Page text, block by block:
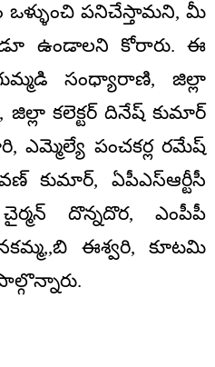
పనిచేస్తామని, మీ
ఉండాలని కోరారు. ఈ
సంధ్యారాణి, జిల్లా
జిల్లా కలెక్టర్ దినేష్ కుమార్
ఎమ్మెల్యే పంచకర్ల రమేష్
కుమార్, ఏపీఎస్ఆర్టీసీ
దొన్నదొర, ఎంపీపీ
ఈశ్వరి, కూటమి